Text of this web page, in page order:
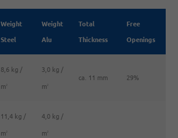
Weight
Steel
Weight
Alu
Total
Thickness
Free
Openings
8,6 kg /
m
3,0 kg /
m
ca. 11 mm 29%
11,4 kg /
m
4,0 kg /
m